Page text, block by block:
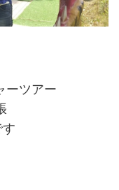
ーツアー